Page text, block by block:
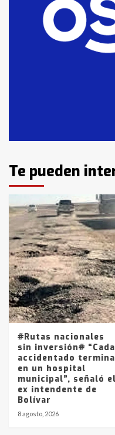
tarde del
lo que
3
en la
4
joven de
5
Los
La
entre 857
Te pueden
#Rutas nacionales
sin inversión# “Cada
accidentado termina
en un hospital
municipal”, señaló el
ex intendente de
Bolívar
8 agosto, 2026